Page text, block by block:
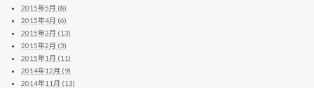
2015年5月 (8)
2015年4月 (6)
2015年3月 (13)
2015年2月 (3)
2015年1月 (11)
2014年12月 (9)
2014年11月 (13)